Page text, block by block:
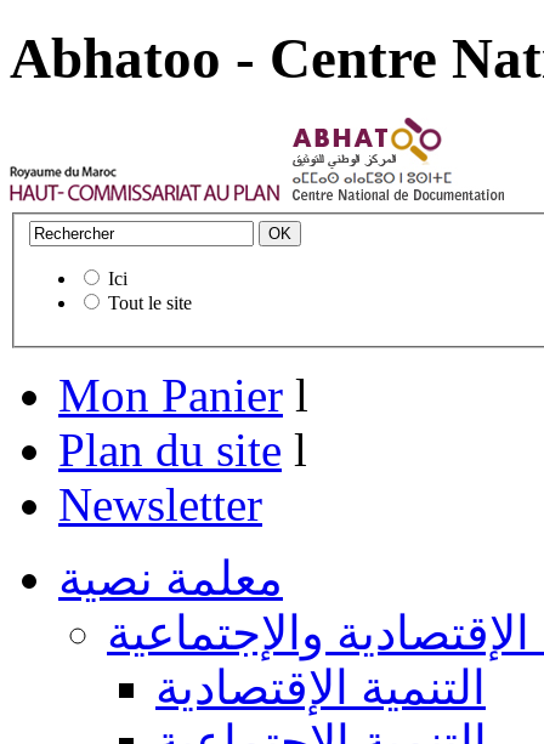
Abhatoo - Centre
Ici
Tout le site
Mon Panier l
Plan du site l
Newsletter
معلمة نصية
الإقتصادية والإجتماعية
التنمية الإقتصادية